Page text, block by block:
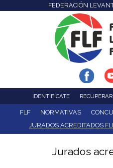
Pasar
al
contenido
principal
F
r
c
FEDERACIÓN
IDENTIFÍCATE
FLF NORMATIVAS
JURADOS ACREDITADOS
Jurados